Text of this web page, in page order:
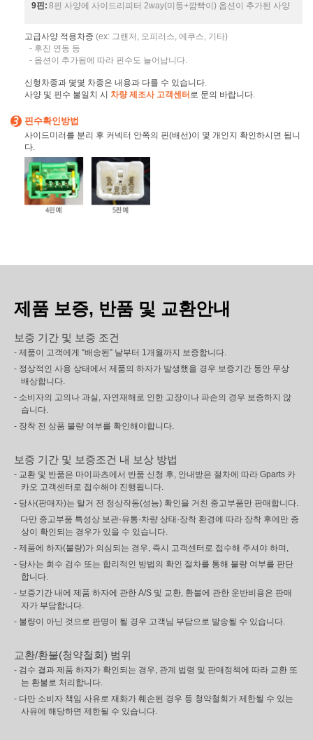
9핀: 8핀 사양에 사이드리피터 2way(미등+깜빡이) 옵션이 추가된 사양
고급사양 적용차종 (ex: 그랜저, 오피러스, 에쿠스, 기타)
- 후진 연동 등
- 옵션이 추가됨에 따라 핀수도 늘어납니다.
신형차종과 몇몇 차종은 내용과 다를 수 있습니다.
사양 및 핀수 불일치 시 차량 제조사 고객센터 로 문의 바랍니다.
핀수확인방법
사이드미러를 분리 후 커넥터 안쪽의 핀(배선)이 몇 개인지 확인하시면 됩니
다.
제품 보증, 반품 및 교환안내
보증 기간 및 보증 조건
- 제품이 고객에게 “배송된” 날부터 1개월까지 보증합니다.
- 정상적인 사용 상태에서 제품의 하자가 발생했을 경우 보증기간 동안 무상
배상합니다.
- 소비자의 고의나 과실, 자연재해로 인한 고장이나 파손의 경우 보증하지 않
습니다.
- 장착 전 상품 불량 여부를 확인해야합니다.
보증 기간 및 보증조건 내 보상 방법
- 교환 및 반품은 마이파츠에서 반품 신청 후, 안내받은 절차에 따라 Gparts 카
카오 고객센터로 접수해야 진행됩니다.
- 당사(판매자)는 탈거 전 정상작동(성능) 확인을 거친 중고부품만 판매합니다.
다만 중고부품 특성상 보관·유통·차량 상태·장착 환경에 따라 장착 후에만 증
상이 확인되는 경우가 있을 수 있습니다.
- 제품에 하자(불량)가 의심되는 경우, 즉시 고객센터로 접수해 주셔야 하며,
- 당사는 회수 검수 또는 합리적인 방법의 확인 절차를 통해 불량 여부를 판단
합니다.
- 보증기간 내에 제품 하자에 관한 A/S 및 교환, 환불에 관한 운반비용은 판매
자가 부담합니다.
- 불량이 아닌 것으로 판명이 될 경우 고객님 부담으로 발송될 수 있습니다.
교환/환불(청약철회) 범위
- 검수 결과 제품 하자가 확인되는 경우, 관계 법령 및 판매정책에 따라 교환 또
는 환불로 처리합니다.
- 다만 소비자 책임 사유로 재화가 훼손된 경우 등 청약철회가 제한될 수 있는
사유에 해당하면 제한될 수 있습니다.